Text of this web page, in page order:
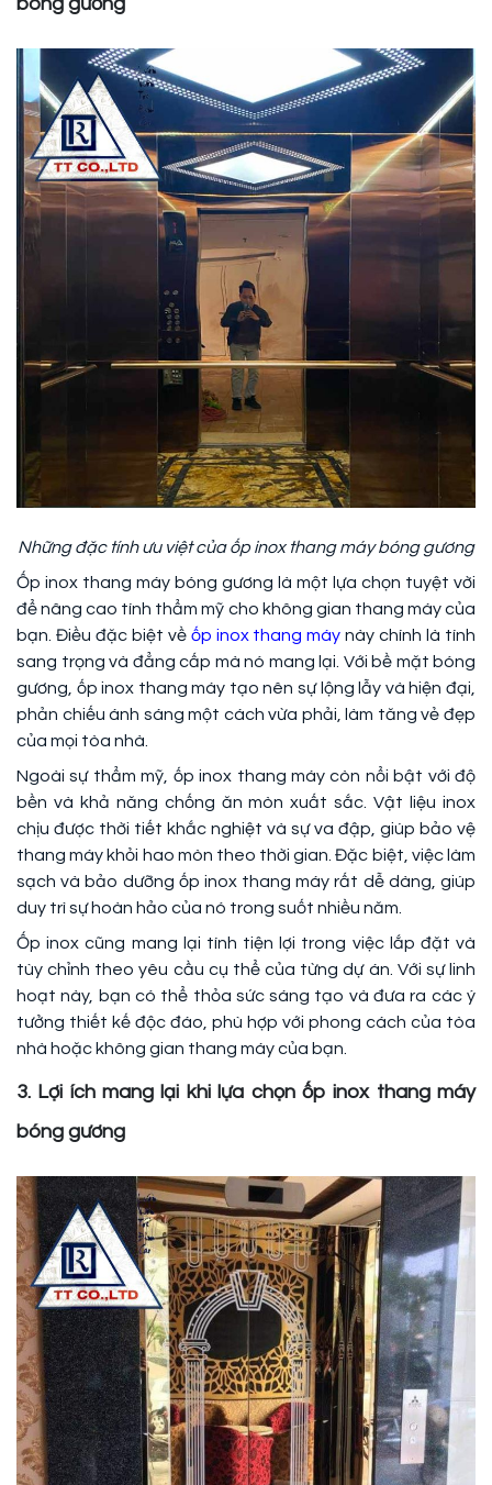
bóng gương
Những đặc tính ưu việt của ốp inox thang máy bóng gương
Ốp inox thang máy bóng gương là một lựa chọn tuyệt vời
để nâng cao tính thẩm mỹ cho không gian thang máy của
bạn. Điều đặc biệt về ốp inox thang máy này chính là tính
sang trọng và đẳng cấp mà nó mang lại. Với bề mặt bóng
gương, ốp inox thang máy tạo nên sự lộng lẫy và hiện đại,
phản chiếu ánh sáng một cách vừa phải, làm tăng vẻ đẹp
của mọi tòa nhà.
Ngoài sự thẩm mỹ, ốp inox thang máy còn nổi bật với độ
bền và khả năng chống ăn mòn xuất sắc. Vật liệu inox
chịu được thời tiết khắc nghiệt và sự va đập, giúp bảo vệ
thang máy khỏi hao mòn theo thời gian. Đặc biệt, việc làm
sạch và bảo dưỡng ốp inox thang máy rất dễ dàng, giúp
duy trì sự hoàn hảo của nó trong suốt nhiều năm.
Ốp inox cũng mang lại tính tiện lợi trong việc lắp đặt và
tùy chỉnh theo yêu cầu cụ thể của từng dự án. Với sự linh
hoạt này, bạn có thể thỏa sức sáng tạo và đưa ra các ý
tưởng thiết kế độc đáo, phù hợp với phong cách của tòa
nhà hoặc không gian thang máy của bạn.
3. Lợi ích mang lại khi lựa chọn ốp inox thang máy
bóng gương